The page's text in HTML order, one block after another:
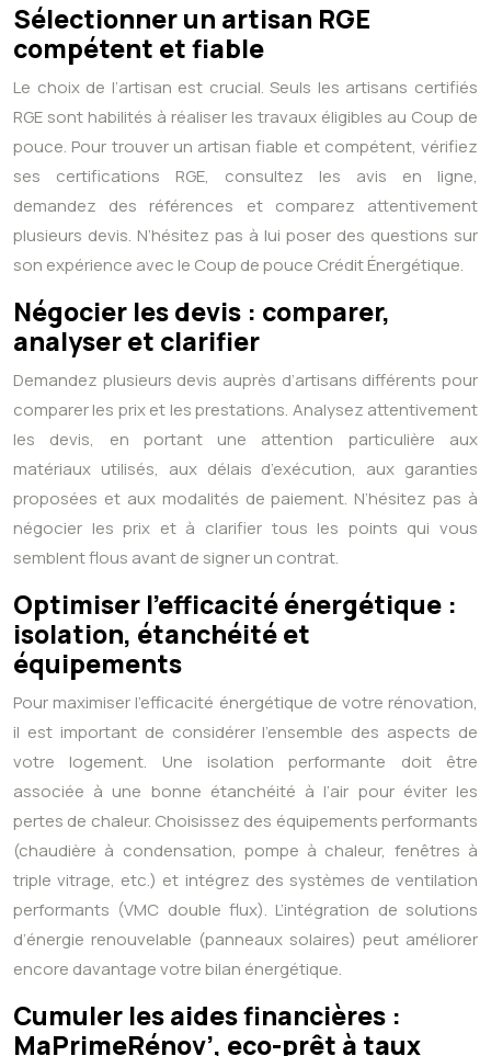
Sélectionner un artisan RGE
compétent et fiable
Le choix de l’artisan est crucial. Seuls les artisans certifiés
RGE sont habilités à réaliser les travaux éligibles au Coup de
pouce. Pour trouver un artisan fiable et compétent, vérifiez
ses certifications RGE, consultez les avis en ligne,
demandez des références et comparez attentivement
plusieurs devis. N’hésitez pas à lui poser des questions sur
son expérience avec le Coup de pouce Crédit Énergétique.
Négocier les devis : comparer,
analyser et clarifier
Demandez plusieurs devis auprès d’artisans différents pour
comparer les prix et les prestations. Analysez attentivement
les devis, en portant une attention particulière aux
matériaux utilisés, aux délais d’exécution, aux garanties
proposées et aux modalités de paiement. N’hésitez pas à
négocier les prix et à clarifier tous les points qui vous
semblent flous avant de signer un contrat.
Optimiser l’efficacité énergétique :
isolation, étanchéité et
équipements
Pour maximiser l’efficacité énergétique de votre rénovation,
il est important de considérer l’ensemble des aspects de
votre logement. Une isolation performante doit être
associée à une bonne étanchéité à l’air pour éviter les
pertes de chaleur. Choisissez des équipements performants
(chaudière à condensation, pompe à chaleur, fenêtres à
triple vitrage, etc.) et intégrez des systèmes de ventilation
performants (VMC double flux). L’intégration de solutions
d’énergie renouvelable (panneaux solaires) peut améliorer
encore davantage votre bilan énergétique.
Cumuler les aides financières :
MaPrimeRénov’, eco-prêt à taux